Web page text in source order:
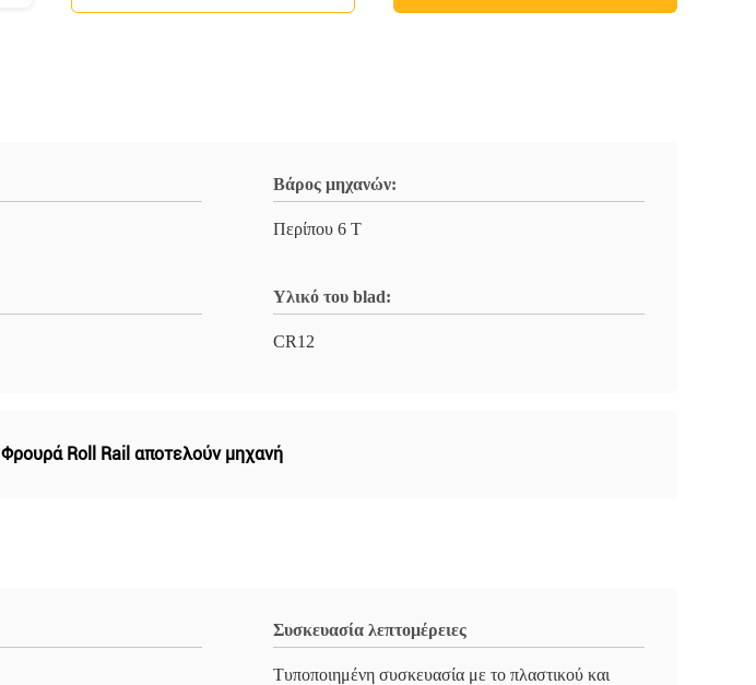
Βάρος μηχανών:
Περίπου 6 Τ
Υλικό του blad:
CR12
Φρουρά Roll Rail αποτελούν μηχανή
Συσκευασία λεπτομέρειες
Τυποποιημένη συσκευασία με το πλαστικού και